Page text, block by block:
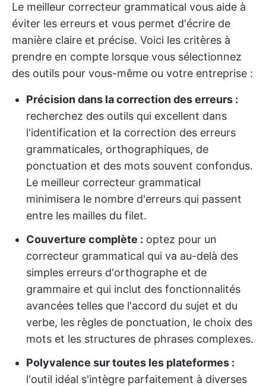
Le meilleur correcteur grammatical vous aide à
éviter les erreurs et vous permet d'écrire de
manière claire et précise. Voici les critères à
prendre en compte lorsque vous sélectionnez
des outils pour vous-même ou votre entreprise :
Précision dans la correction des erreurs :
recherchez des outils qui excellent dans
l'identification et la correction des erreurs
grammaticales, orthographiques, de
ponctuation et des mots souvent confondus.
Le meilleur correcteur grammatical
minimisera le nombre d'erreurs qui passent
entre les mailles du filet.
Couverture complète : optez pour un
correcteur grammatical qui va au-delà des
simples erreurs d'orthographe et de
grammaire et qui inclut des fonctionnalités
avancées telles que l'accord du sujet et du
verbe, les règles de ponctuation, le choix des
mots et les structures de phrases complexes.
Polyvalence sur toutes les plateformes :
l'outil idéal s'intègre parfaitement à diverses